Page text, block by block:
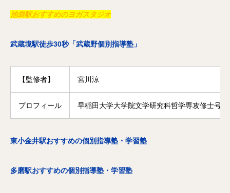
池袋駅おすすめのヨガスタジオ
武蔵境駅徒歩30秒「武蔵野個別指導塾」
【監修者】 宮川涼
プロフィール 早稲田大学大学院文学研究科哲学専攻修士号
東小金井駅おすすめの個別指導塾・学習塾
多磨駅おすすめの個別指導塾・学習塾